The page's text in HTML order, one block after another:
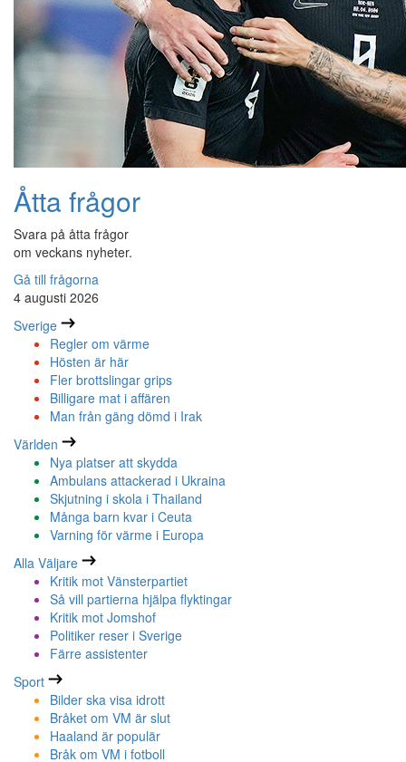
Åtta frågor
Svara på åtta frågor
om veckans nyheter.
Gå till frågorna
4 augusti 2026
Sverige
Regler om värme
Hösten är här
Fler brottslingar grips
Billigare mat i affären
Man från gäng dömd i Irak
Världen
Nya platser att skydda
Ambulans attackerad i Ukraina
Skjutning i skola i Thailand
Många barn kvar i Ceuta
Varning för värme i Europa
Alla Väljare
Kritik mot Vänsterpartiet
Så vill partierna hjälpa flyktingar
Kritik mot Jomshof
Politiker reser i Sverige
Färre assistenter
Sport
Bilder ska visa idrott
Bråket om VM är slut
Haaland är populär
Bråk om VM i fotboll